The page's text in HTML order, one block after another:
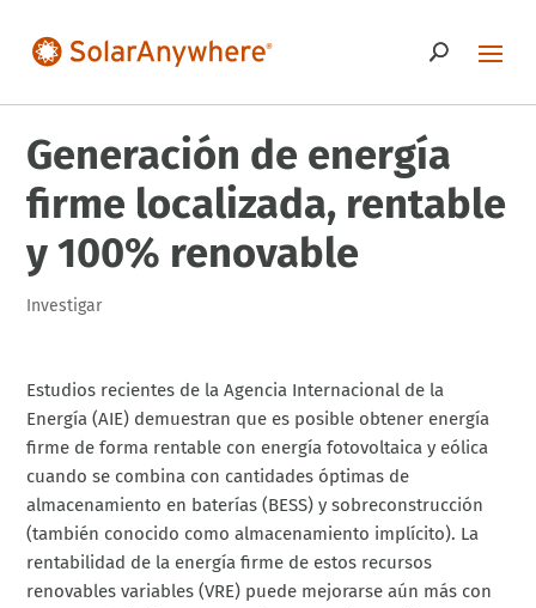
Generación de energía
firme localizada, rentable
y 100% renovable
Investigar
Estudios recientes de la Agencia Internacional de la
Energía (AIE) demuestran que es posible obtener energía
firme de forma rentable con energía fotovoltaica y eólica
cuando se combina con cantidades óptimas de
almacenamiento en baterías (BESS) y sobreconstrucción
(también conocido como almacenamiento implícito). La
rentabilidad de la energía firme de estos recursos
renovables variables (VRE) puede mejorarse aún más con